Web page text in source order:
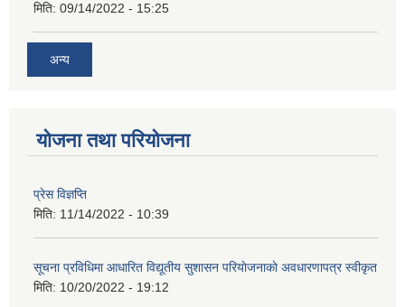
मिति: 09/14/2022 - 15:25
अन्य
योजना तथा परियोजना
प्रेस विज्ञप्ति
मिति: 11/14/2022 - 10:39
सूचना प्रविधिमा आधारित विद्यूतीय सुशासन परियाेजनाकाे अवधारणापत्र स्वीकृत
मिति: 10/20/2022 - 19:12